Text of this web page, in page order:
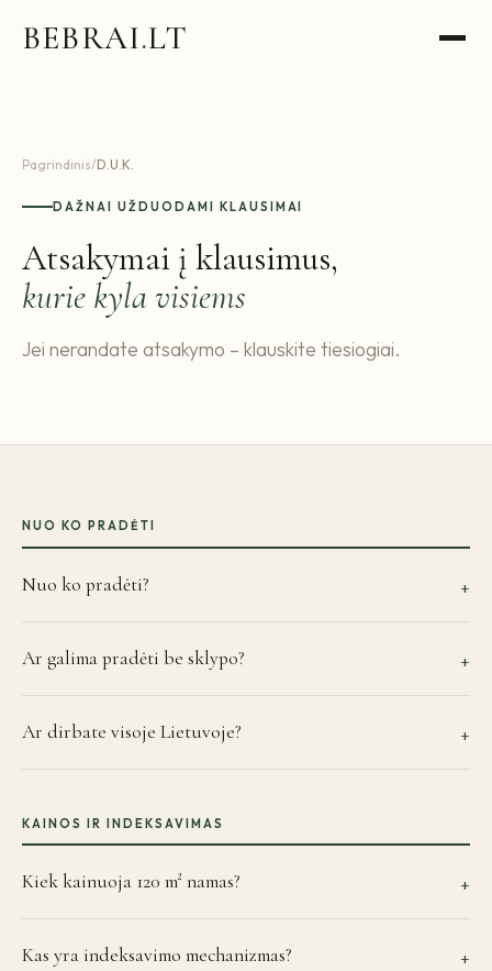
BEBRAI.LT
Pagrindinis/D.U.K.
DAŽNAI UŽDUODAMI KLAUSIMAI
Atsakymai į klausimus,
kurie kyla visiems
Jei nerandate atsakymo – klauskite tiesiogiai.
NUO KO PRADĖTI
Nuo ko pradėti? +
Ar galima pradėti be sklypo? +
Ar dirbate visoje Lietuvoje? +
KAINOS IR INDEKSAVIMAS
Kiek kainuoja 120 m² namas? +
Kas yra indeksavimo mechanizmas? +